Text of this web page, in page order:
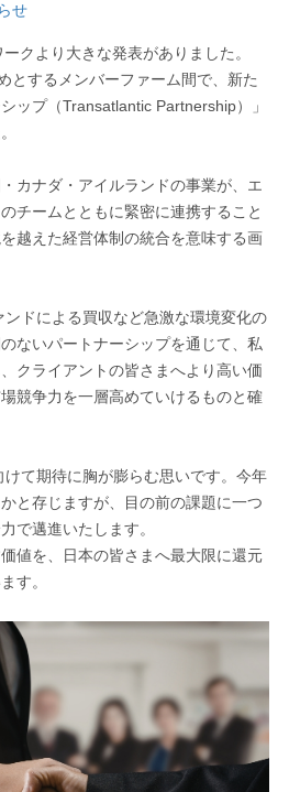
せ
クより大きな発表がありました。
とするメンバーファーム間で、新た
ップ（Transatlantic Partnership）」
カナダ・アイルランドの事業が、エ
チームとともに緊密に連携すること
越えた経営体制の統合を意味する画
ドによる買収など急激な環境変化の
ないパートナーシップを通じて、私
クライアントの皆さまへより高い価
競争力を一層高めていけるものと確
て期待に胸が膨らむ思いです。今年
と存じますが、目の前の課題に一つ
で邁進いたします。
値を、日本の皆さまへ最大限に還元
す。